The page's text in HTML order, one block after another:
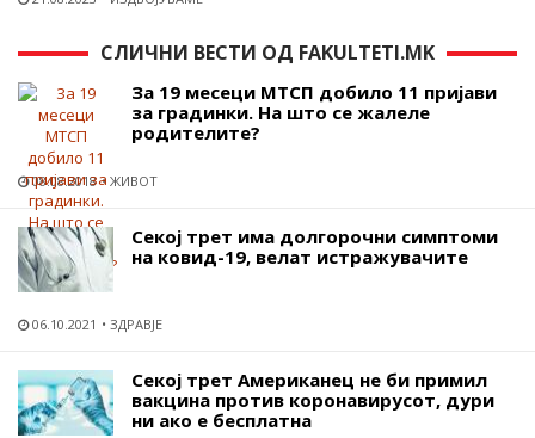
СЛИЧНИ ВЕСТИ ОД FAKULTETI.MK
За 19 месеци МТСП добило 11 пријави
за градинки. На што се жалеле
родителите?
08.08.2018 ЖИВОТ
Секој трет има долгорочни симптоми
на ковид-19, велат истражувачите
06.10.2021 ЗДРАВЈЕ
Секој трет Американец не би примил
вакцина против коронавирусот, дури
ни ако е бесплатна